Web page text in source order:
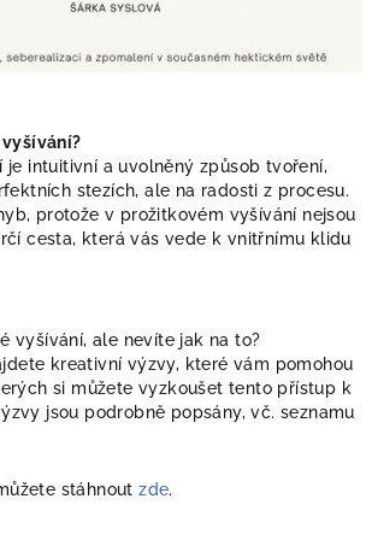
je intuitivní a uvolněný způsob tvoření,
stezích, ale na radosti z procesu.
protože v prožitkovém vyšívání nejsou
cesta, která vás vede k vnitřnímu klidu
vyšívání, ale nevíte jak na to?
kreativní výzvy, které vám pomohou
si můžete vyzkoušet tento přístup k
jsou podrobně popsány, vč. seznamu
stáhnoutzde.